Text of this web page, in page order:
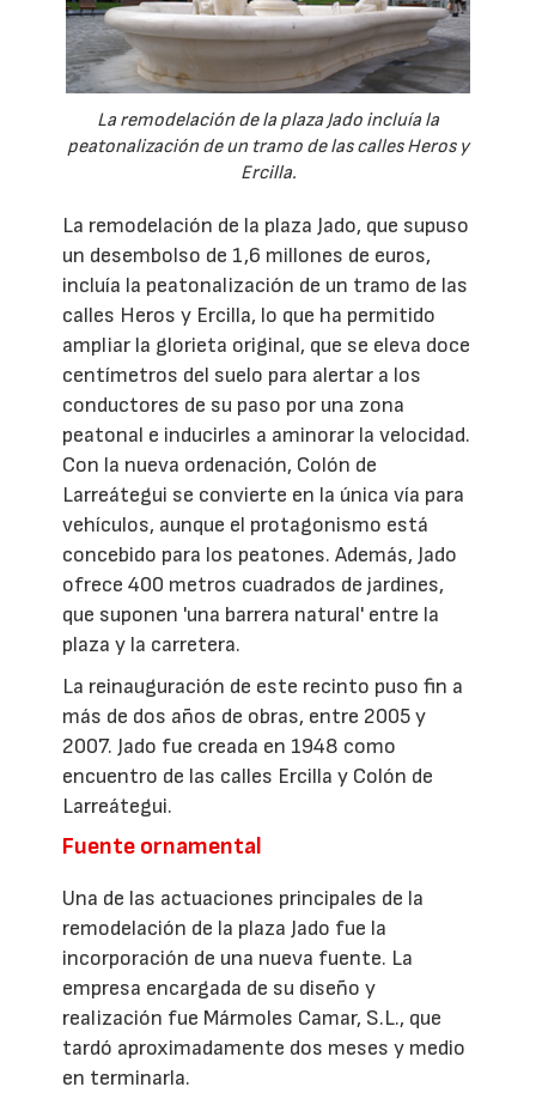
La remodelación de la plaza Jado incluía la
peatonalización de un tramo de las calles Heros y
Ercilla.
La remodelación de la plaza Jado, que supuso
un desembolso de 1,6 millones de euros,
incluía la peatonalización de un tramo de las
calles Heros y Ercilla, lo que ha permitido
ampliar la glorieta original, que se eleva doce
centímetros del suelo para alertar a los
conductores de su paso por una zona
peatonal e inducirles a aminorar la velocidad.
Con la nueva ordenación, Colón de
Larreátegui se convierte en la única vía para
vehículos, aunque el protagonismo está
concebido para los peatones. Además, Jado
ofrece 400 metros cuadrados de jardines,
que suponen 'una barrera natural' entre la
plaza y la carretera.
La reinauguración de este recinto puso fin a
más de dos años de obras, entre 2005 y
2007. Jado fue creada en 1948 como
encuentro de las calles Ercilla y Colón de
Larreátegui.
Fuente ornamental
Una de las actuaciones principales de la
remodelación de la plaza Jado fue la
incorporación de una nueva fuente. La
empresa encargada de su diseño y
realización fue Mármoles Camar, S.L., que
tardó aproximadamente dos meses y medio
en terminarla.